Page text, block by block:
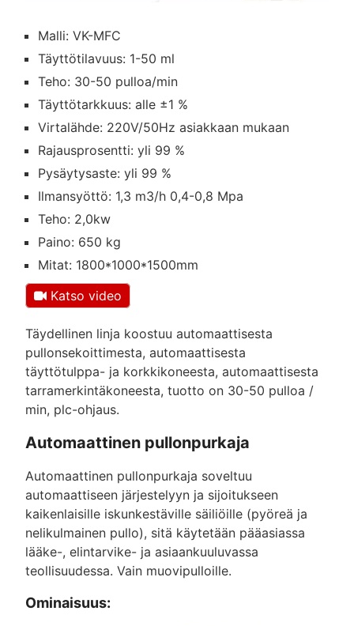
Malli: VK-MFC
Täyttötilavuus: 1-50 ml
Teho: 30-50 pulloa/min
Täyttötarkkuus: alle ±1 %
Virtalähde: 220V/50Hz asiakkaan mukaan
Rajausprosentti: yli 99 %
Pysäytysaste: yli 99 %
Ilmansyöttö: 1,3 m3/h 0,4-0,8 Mpa
Teho: 2,0kw
Paino: 650 kg
Mitat: 1800*1000*1500mm
Katso video
Täydellinen linja koostuu automaattisesta
pullonsekoittimesta, automaattisesta
täyttötulppa- ja korkkikoneesta, automaattisesta
tarramerkintäkoneesta, tuotto on 30-50 pulloa /
min, plc-ohjaus.
Automaattinen pullonpurkaja
Automaattinen pullonpurkaja soveltuu
automaattiseen järjestelyyn ja sijoitukseen
kaikenlaisille iskunkestäville säiliöille (pyöreä ja
nelikulmainen pullo), sitä käytetään pääasiassa
lääke-, elintarvike- ja asiaankuuluvassa
teollisuudessa. Vain muovipulloille.
Ominaisuus: